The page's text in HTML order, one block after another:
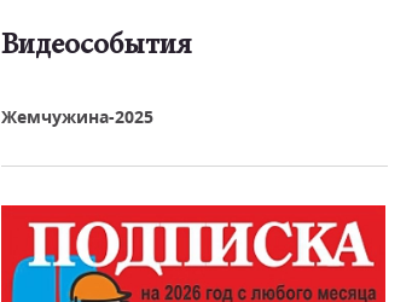
Видеособытия
Жемчужина-2025